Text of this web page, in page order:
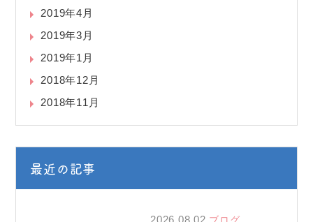
2019年4月
2019年3月
2019年1月
2018年12月
2018年11月
最近の記事
2026.08.02